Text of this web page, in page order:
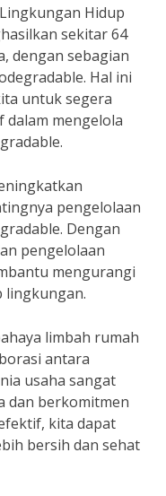
Hidup
sekitar 64
dengan sebagian
Hal ini
untuk segera
mengelola
pengelolaan
Dengan
pengelolaan
mengurangi
lingkungan.
limbah rumah
antara
usaha sangat
dan berkomitmen
kita dapat
bersih dan sehat